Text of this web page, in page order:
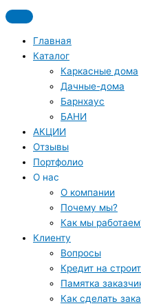
к
содержимому
Главная
Каталог
Каркасные дома
Дачные-дома
Барнхаус
БАНИ
АКЦИИ
Отзывы
Портфолио
О нас
О компании
Почему мы?
Как мы
Клиенту
Вопросы
Кредит на
Памятка
Как сделать
До 19 июня скидка на все